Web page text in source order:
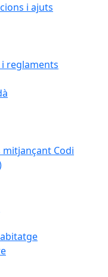
i ajuts
reglaments
Codi